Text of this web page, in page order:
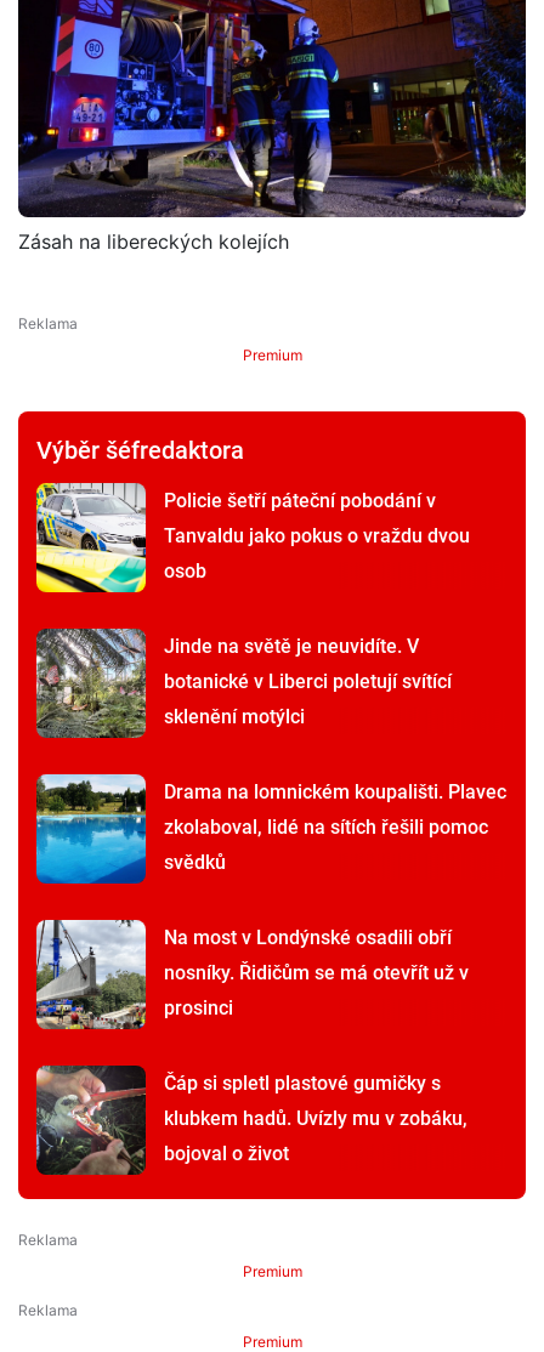
Zásah na libereckých kolejích
Premium
Výběr šéfredaktora
Policie šetří páteční pobodání v
Tanvaldu jako pokus o vraždu dvou
osob
Jinde na světě je neuvidíte. V
botanické v Liberci poletují svítící
sklenění motýlci
Drama na lomnickém koupališti. Plavec
zkolaboval, lidé na sítích řešili pomoc
svědků
Na most v Londýnské osadili obří
nosníky. Řidičům se má otevřít už v
prosinci
Čáp si spletl plastové gumičky s
klubkem hadů. Uvízly mu v zobáku,
bojoval o život
Premium
Premium